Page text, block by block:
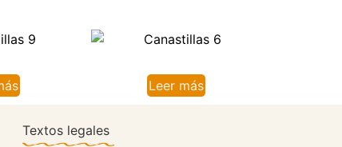
Leer más
Textos legales